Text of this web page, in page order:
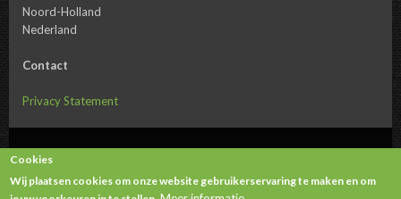
Noord-Holland
Nederland
Contact
Privacy Statement
Copyright © 2026. All rights reserved.
Cookies
Wij plaatsen cookies om onze website gebruikerservaring te maken en om